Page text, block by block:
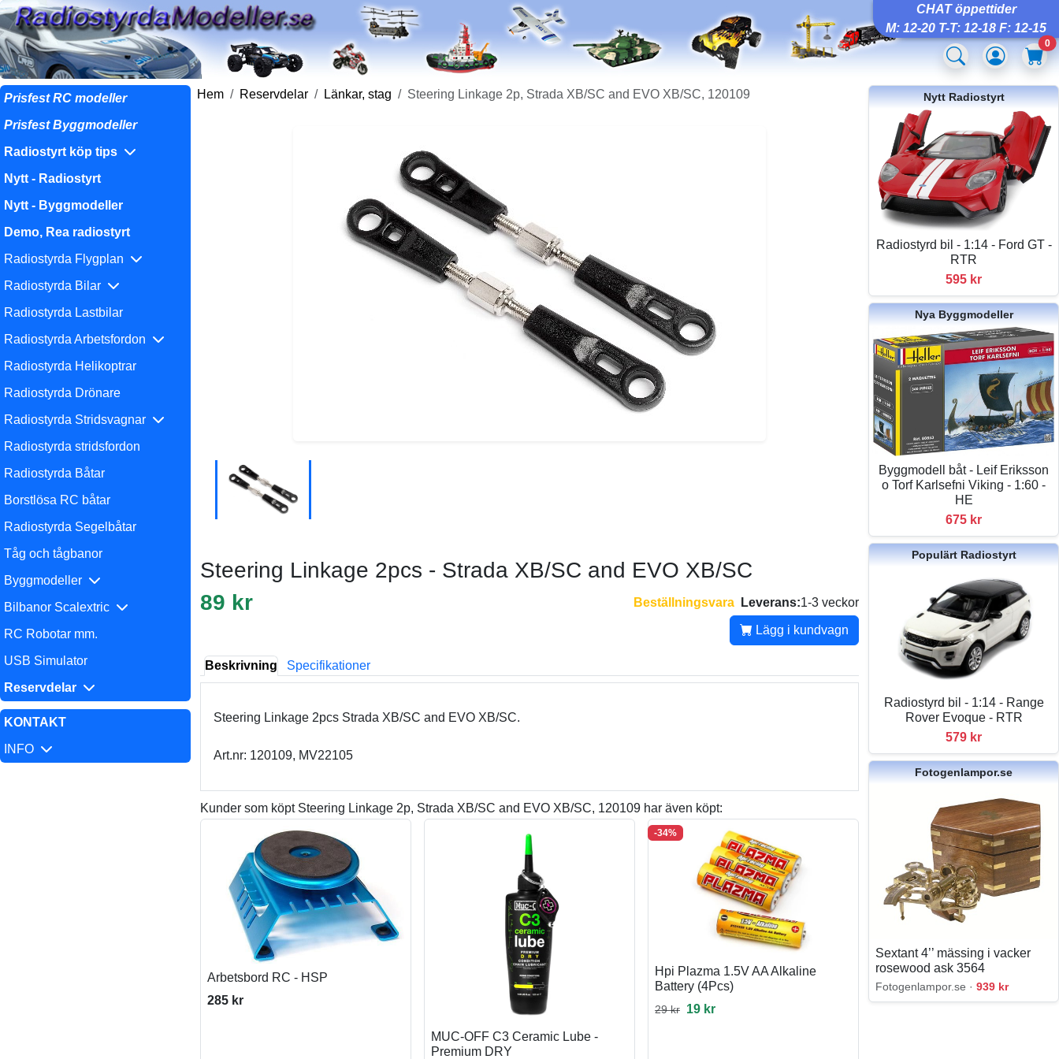
CHAT öppettider
M: 12-20 T-T: 12-18 F: 12-15
0
Prisfest RC modeller
Prisfest Byggmodeller
Radiostyrt köp tips
Nytt - Radiostyrt
Nytt - Byggmodeller
Demo, Rea radiostyrt
Radiostyrda Flygplan
Radiostyrda Bilar
Radiostyrda Lastbilar
Radiostyrda Arbetsfordon
Radiostyrda Helikoptrar
Radiostyrda Drönare
Radiostyrda Stridsvagnar
Radiostyrda stridsfordon
Radiostyrda Båtar
Borstlösa RC båtar
Radiostyrda Segelbåtar
Tåg och tågbanor
Byggmodeller
Bilbanor Scalextric
RC Robotar mm.
USB Simulator
Reservdelar
KONTAKT
INFO
Hem Reservdelar Länkar, stag Steering Linkage 2p, Strada XB/SC and EVO XB/SC, 120109
Steering Linkage 2pcs - Strada XB/SC and EVO XB/SC
89 kr
Beställningsvara Leverans:1-3 veckor
Lägg i kundvagn
Beskrivning Specifikationer
Steering Linkage 2pcs Strada XB/SC and EVO XB/SC.
Art.nr: 120109, MV22105
Kunder som köpt Steering Linkage 2p, Strada XB/SC and EVO XB/SC, 120109 har även köpt:
Arbetsbord RC - HSP
285 kr
MUC-OFF C3 Ceramic Lube -
Premium DRY
-34%
Hpi Plazma 1.5V AA Alkaline
Battery (4Pcs)
29 kr 19 kr
Nytt Radiostyrt
Radiostyrd bil - 1:14 - Ford GT -
RTR
595 kr
Nya Byggmodeller
Byggmodell båt - Leif Eriksson
o Torf Karlsefni Viking - 1:60 -
HE
675 kr
Populärt Radiostyrt
Radiostyrd bil - 1:14 - Range
Rover Evoque - RTR
579 kr
Fotogenlampor.se
Sextant 4’’ mässing i vacker
rosewood ask 3564
Fotogenlampor.se ·939 kr